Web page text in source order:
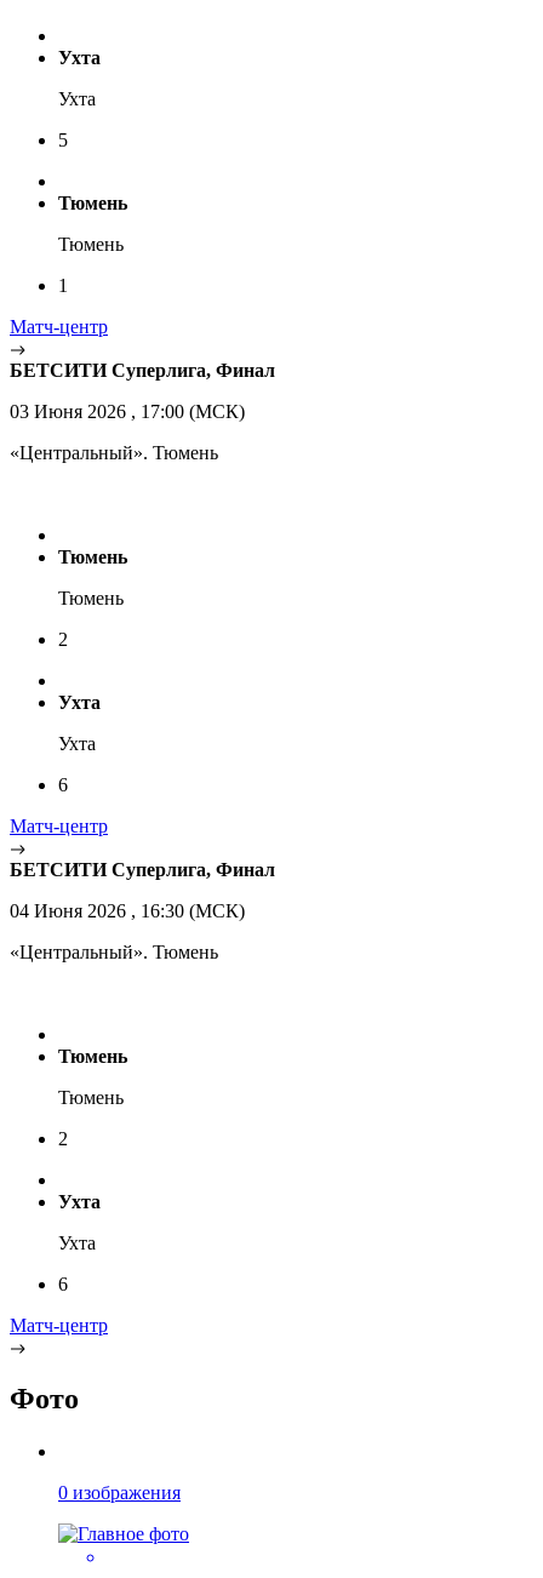
Ухта
Ухта
5
Тюмень
Тюмень
1
Матч-центр
БЕТСИТИ Суперлига, Финал
03 Июня 2026 , 17:00 (МСК)
«Центральный». Тюмень
Тюмень
Тюмень
2
Ухта
Ухта
6
Матч-центр
БЕТСИТИ Суперлига, Финал
04 Июня 2026 , 16:30 (МСК)
«Центральный». Тюмень
Тюмень
Тюмень
2
Ухта
Ухта
6
Матч-центр
Фото
0 изображения